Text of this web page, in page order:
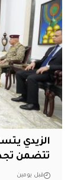
الزيدي
تتضمن
قبل يومين